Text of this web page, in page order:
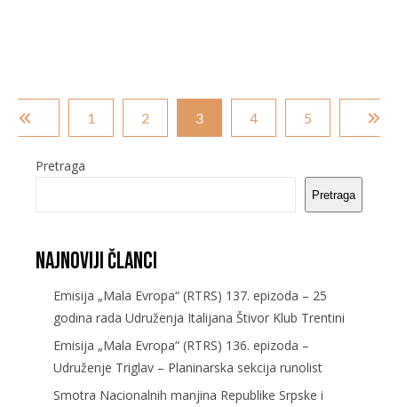
1 2 3 4 5
Pretraga
Pretraga
Najnoviji članci
Emisija „Mala Evropa“ (RTRS) 137. epizoda – 25
godina rada Udruženja Italijana Štivor Klub Trentini
Emisija „Mala Evropa“ (RTRS) 136. epizoda –
Udruženje Triglav – Planinarska sekcija runolist
Smotra Nacionalnih manjina Republike Srpske i